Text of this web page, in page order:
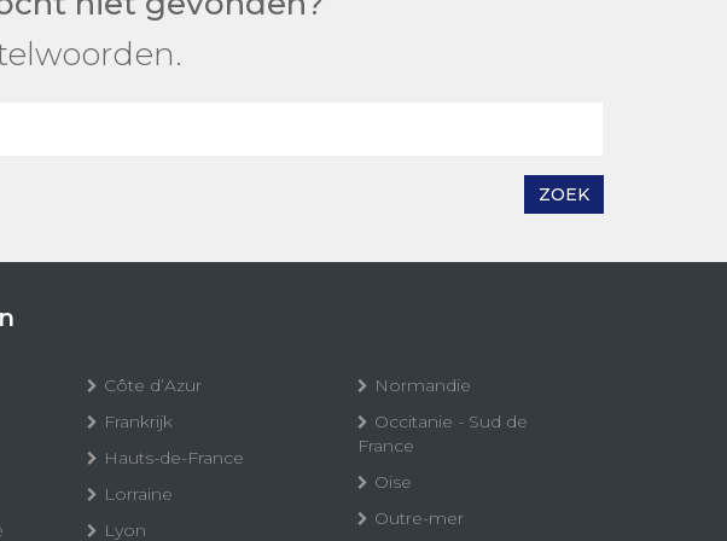
ZOEK
Côte d’Azur
Frankrijk
Hauts-de-France
Lorraine
Lyon
Normandie
Occitanie - Sud de
France
Oise
Outre-mer